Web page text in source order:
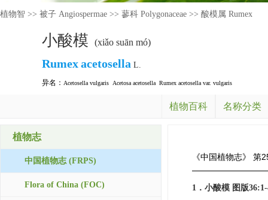
植物智 >> 被子 Angiospermae >> 蓼科 Polygonaceae >> 酸模属 Rumex
小酸模 (xiǎo suān mó)
Rumexacetosella L.
异名： Acetosella vulgaris Acetosa acetosella Rumex acetosella var. vulgaris
植物百科 名称分类
植物志
中国植物志 (FRPS)
Flora of China (FOC)
《中国植物志》 第
1．小酸模 图版